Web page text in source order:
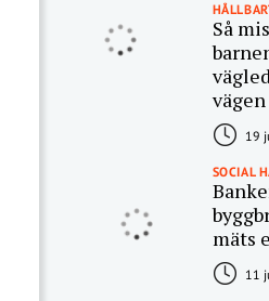
Så
vägen
19
SOCIAL
mäts
11